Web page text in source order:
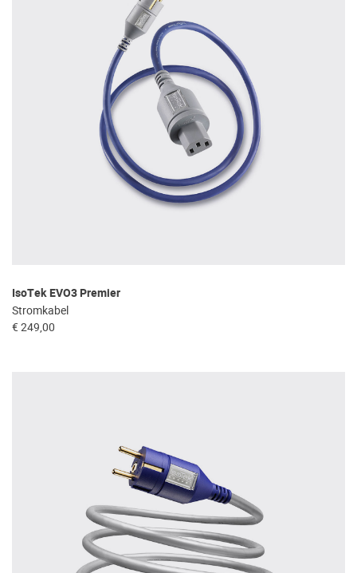
IsoTek EVO3 Premier
Stromkabel
€ 249,00